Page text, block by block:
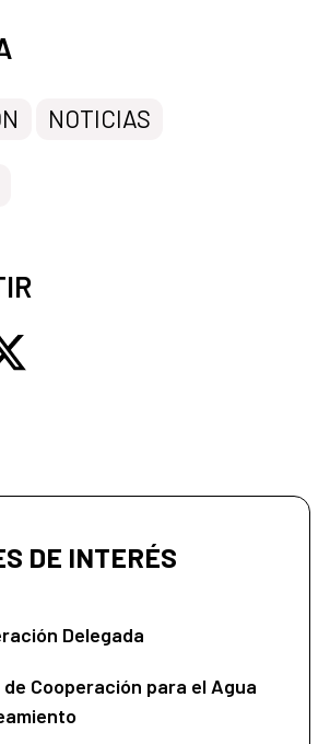
NOTICIAS
DE INTERÉS
Delegada
de Cooperación para el Agua